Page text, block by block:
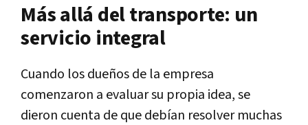
Más allá del transporte: un
servicio integral
Cuando los dueños de la empresa
comenzaron a evaluar su propia idea, se
dieron cuenta de que debían resolver muchas